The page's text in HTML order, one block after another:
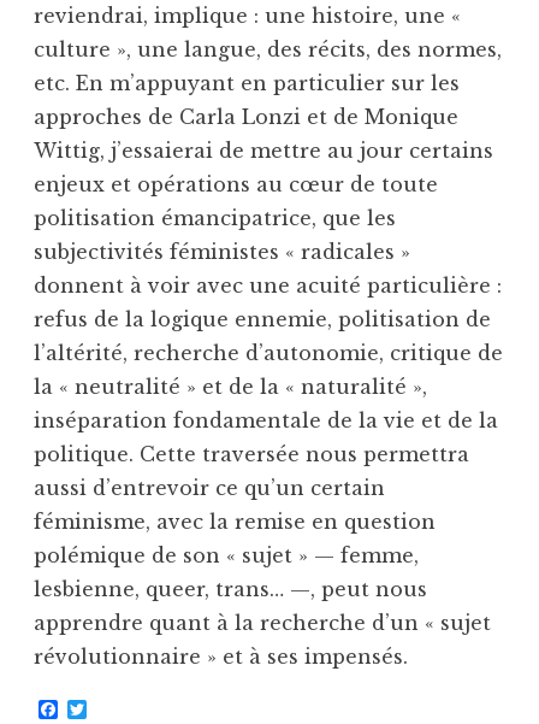
reviendrai, implique : une histoire, une «
culture », une langue, des récits, des normes,
etc. En m’appuyant en particulier sur les
approches de Carla Lonzi et de Monique
Wittig, j’essaierai de mettre au jour certains
enjeux et opérations au cœur de toute
politisation émancipatrice, que les
subjectivités féministes « radicales »
donnent à voir avec une acuité particulière :
refus de la logique ennemie, politisation de
l’altérité, recherche d’autonomie, critique de
la « neutralité » et de la « naturalité »,
inséparation fondamentale de la vie et de la
politique. Cette traversée nous permettra
aussi d’entrevoir ce qu’un certain
féminisme, avec la remise en question
polémique de son « sujet » — femme,
lesbienne, queer, trans… —, peut nous
apprendre quant à la recherche d’un « sujet
révolutionnaire » et à ses impensés.
F